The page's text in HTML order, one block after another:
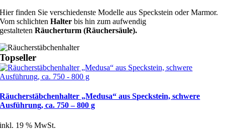
Hier finden Sie verschiedenste Modelle aus Speckstein oder Marmor.
Vom schlichtenHalter bis hin zum aufwendig
gestaltetenRäucherturm (Räuchersäule).
Topseller
Räucherstäbchenhalter „Medusa“ aus Speckstein, schwere
Ausführung, ca. 750 – 800 g
inkl. 19 % MwSt.